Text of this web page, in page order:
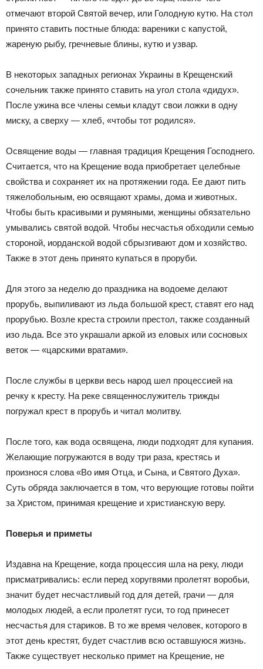
отмечают второй Святой вечер, или Голодную кутю. На стол
принято ставить постные блюда: вареники с капустой,
жареную рыбу, гречневые блины, кутю и узвар.
В некоторых западных регионах Украины в Крещенский
сочельник также принято ставить на угол стола «дидух».
После ужина все члены семьи кладут свои ложки в одну
миску, а сверху — хлеб, «чтобы тот родился».
Освящение воды — главная традиция Крещения Господнего.
Считается, что на Крещение вода приобретает целебные
свойства и сохраняет их на протяжении года. Ее дают пить
тяжелобольным, ею освящают храмы, дома и животных.
Чтобы быть красивыми и румяными, женщины обязательно
умывались святой водой. Чтобы несчастья обходили семью
стороной, иорданской водой сбрызгивают дом и хозяйство.
Также в этот день принято купаться в проруби.
Для этого за неделю до праздника на водоеме делают
прорубь, выпиливают из льда большой крест, ставят его над
прорубью. Возле креста строили престол, также созданный
изо льда. Все это украшали аркой из еловых или сосновых
веток — «царскими вратами».
После службы в церкви весь народ шел процессией на
речку к кресту. На реке священнослужитель трижды
погружал крест в прорубь и читал молитву.
После того, как вода освящена, люди подходят для купания.
Желающие погружаются в воду три раза, крестясь и
произнося слова «Во имя Отца, и Сына, и Святого Духа».
Суть обряда заключается в том, что верующие готовы пойти
за Христом, принимая крещение и христианскую веру.
Поверья и приметы
Издавна на Крещение, когда процессия шла на реку, люди
присматривались: если перед хоругвями пролетят воробьи,
значит будет несчастливый год для детей, грачи — для
молодых людей, а если пролетят гуси, то год принесет
несчастья для стариков. В то же время человек, которого в
этот день крестят, будет счастлив всю оставшуюся жизнь.
Также существует несколько примет на Крещение, не